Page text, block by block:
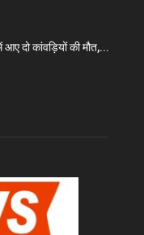
दो कांवड़ियों की मौत,...